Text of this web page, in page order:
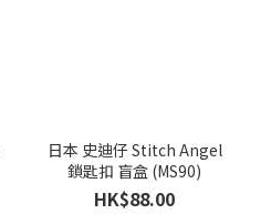
日本 史迪仔 Stitch Angel
鎖匙扣 盲盒 (MS90)
HK$88.00